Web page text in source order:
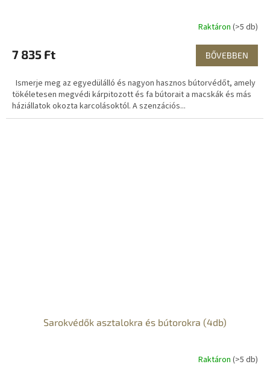
Raktáron (>5 db)
7 835 Ft BŐVEBBEN
Ismerje meg az egyedülálló és nagyon hasznos bútorvédőt, amely
tökéletesen megvédi kárpitozott és fa bútorait a macskák és más
háziállatok okozta karcolásoktól. A szenzációs...
Sarokvédők asztalokra és bútorokra (4db)
Raktáron (>5 db)